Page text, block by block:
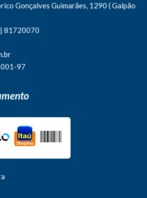
Gonçalves Guimarães, 1290 ( Galpão
81720070
97